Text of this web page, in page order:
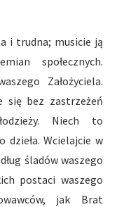
i trudna; musicie ją
społecznych.
Założyciela.
się bez zastrzeżeń
Niech to
dzieła. Wcielajcie w
śladów waszego
postaci waszego
jak Brat